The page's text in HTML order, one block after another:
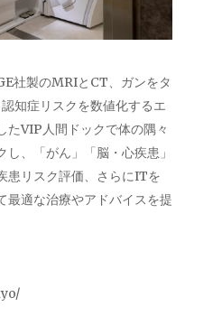
社製のMRIとCT、ガンをタ
知症リスクを数値化するエ
たVIP人間ドックで体の隅々
、「がん」「脳・心疾患」
患リスク評価、さらにITを
最適な治療やアドバイスを提